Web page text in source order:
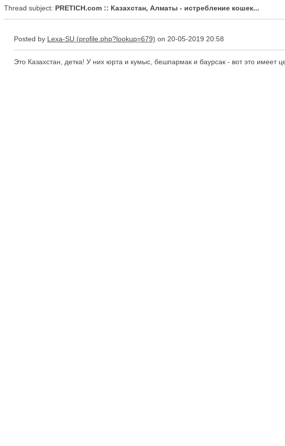
Thread subject: PRETICH.com :: Казахстан, Алматы - истребление кошек...
Posted by Lexa-SU on 20-05-2019 20:58
Это Казахстан, детка! У них юрта и кумыс, бешпармак и баурсак - вот это имеет